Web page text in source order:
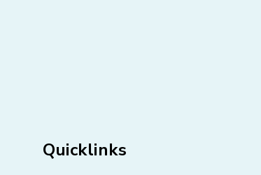
Quicklinks